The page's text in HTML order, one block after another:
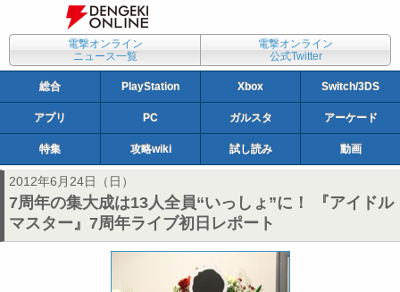
電撃オンライン
ニュース一覧
電撃オンライン
公式Twitter
総合 PlayStation Xbox Switch/3DS
アプリ PC ガルスタ アーケード
特集 攻略wiki 試し読み 動画
2012年6月24日（日）
7周年の集大成は13人全員“いっしょ”に！ 『アイドル
マスター』7周年ライブ初日レポート